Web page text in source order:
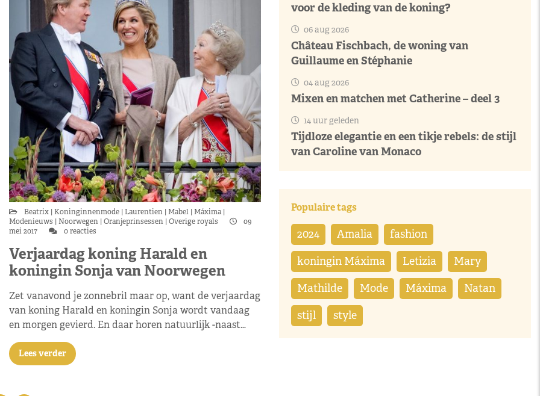
Beatrix Koninginnenmode Laurentien Mabel Máxima
Modenieuws
Noorwegen Oranjeprinsessen Overige royals
09
mei 2017
0 reacties
Verjaardag koning Harald en
koningin Sonja van Noorwegen
Zet vanavond je zonnebril maar op, want de verjaardag
van koning Harald en koningin Sonja wordt vandaag
en morgen gevierd. En daar horen natuurlijk -naast…
Lees verder
voor de kleding van de koning?
06 aug 2026
Château Fischbach, de woning van
Guillaume en Stéphanie
04 aug 2026
Mixen en matchen met Catherine – deel 3
14 uur geleden
Tijdloze elegantie en een tikje rebels: de stijl
van Caroline van Monaco
Populaire tags
2024 Amalia fashion
koningin Máxima Letizia Mary
Mathilde Mode Máxima Natan
stijl style